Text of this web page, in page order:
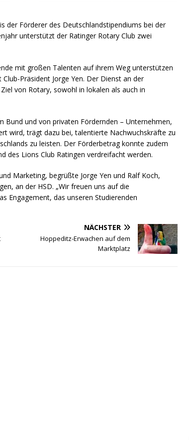
der Förderer des Deutschlandstipendiums bei der
unterstützt der Ratinger Rotary Club zwei
mit großen Talenten auf ihrem Weg unterstützen
Präsident Jorge Yen. Der Dienst an der
von Rotary, sowohl in lokalen als auch in
und von privaten Fördernden – Unternehmen,
wird, trägt dazu bei, talentierte Nachwuchskräfte zu
zu leisten. Der Förderbetrag konnte zudem
des Lions Club Ratingen verdreifacht werden.
Marketing, begrüßte Jorge Yen und Ralf Koch,
an der HSD. „Wir freuen uns auf die
Engagement, das unseren Studierenden
NÄCHSTER
Hoppeditz-Erwachen auf dem
Marktplatz